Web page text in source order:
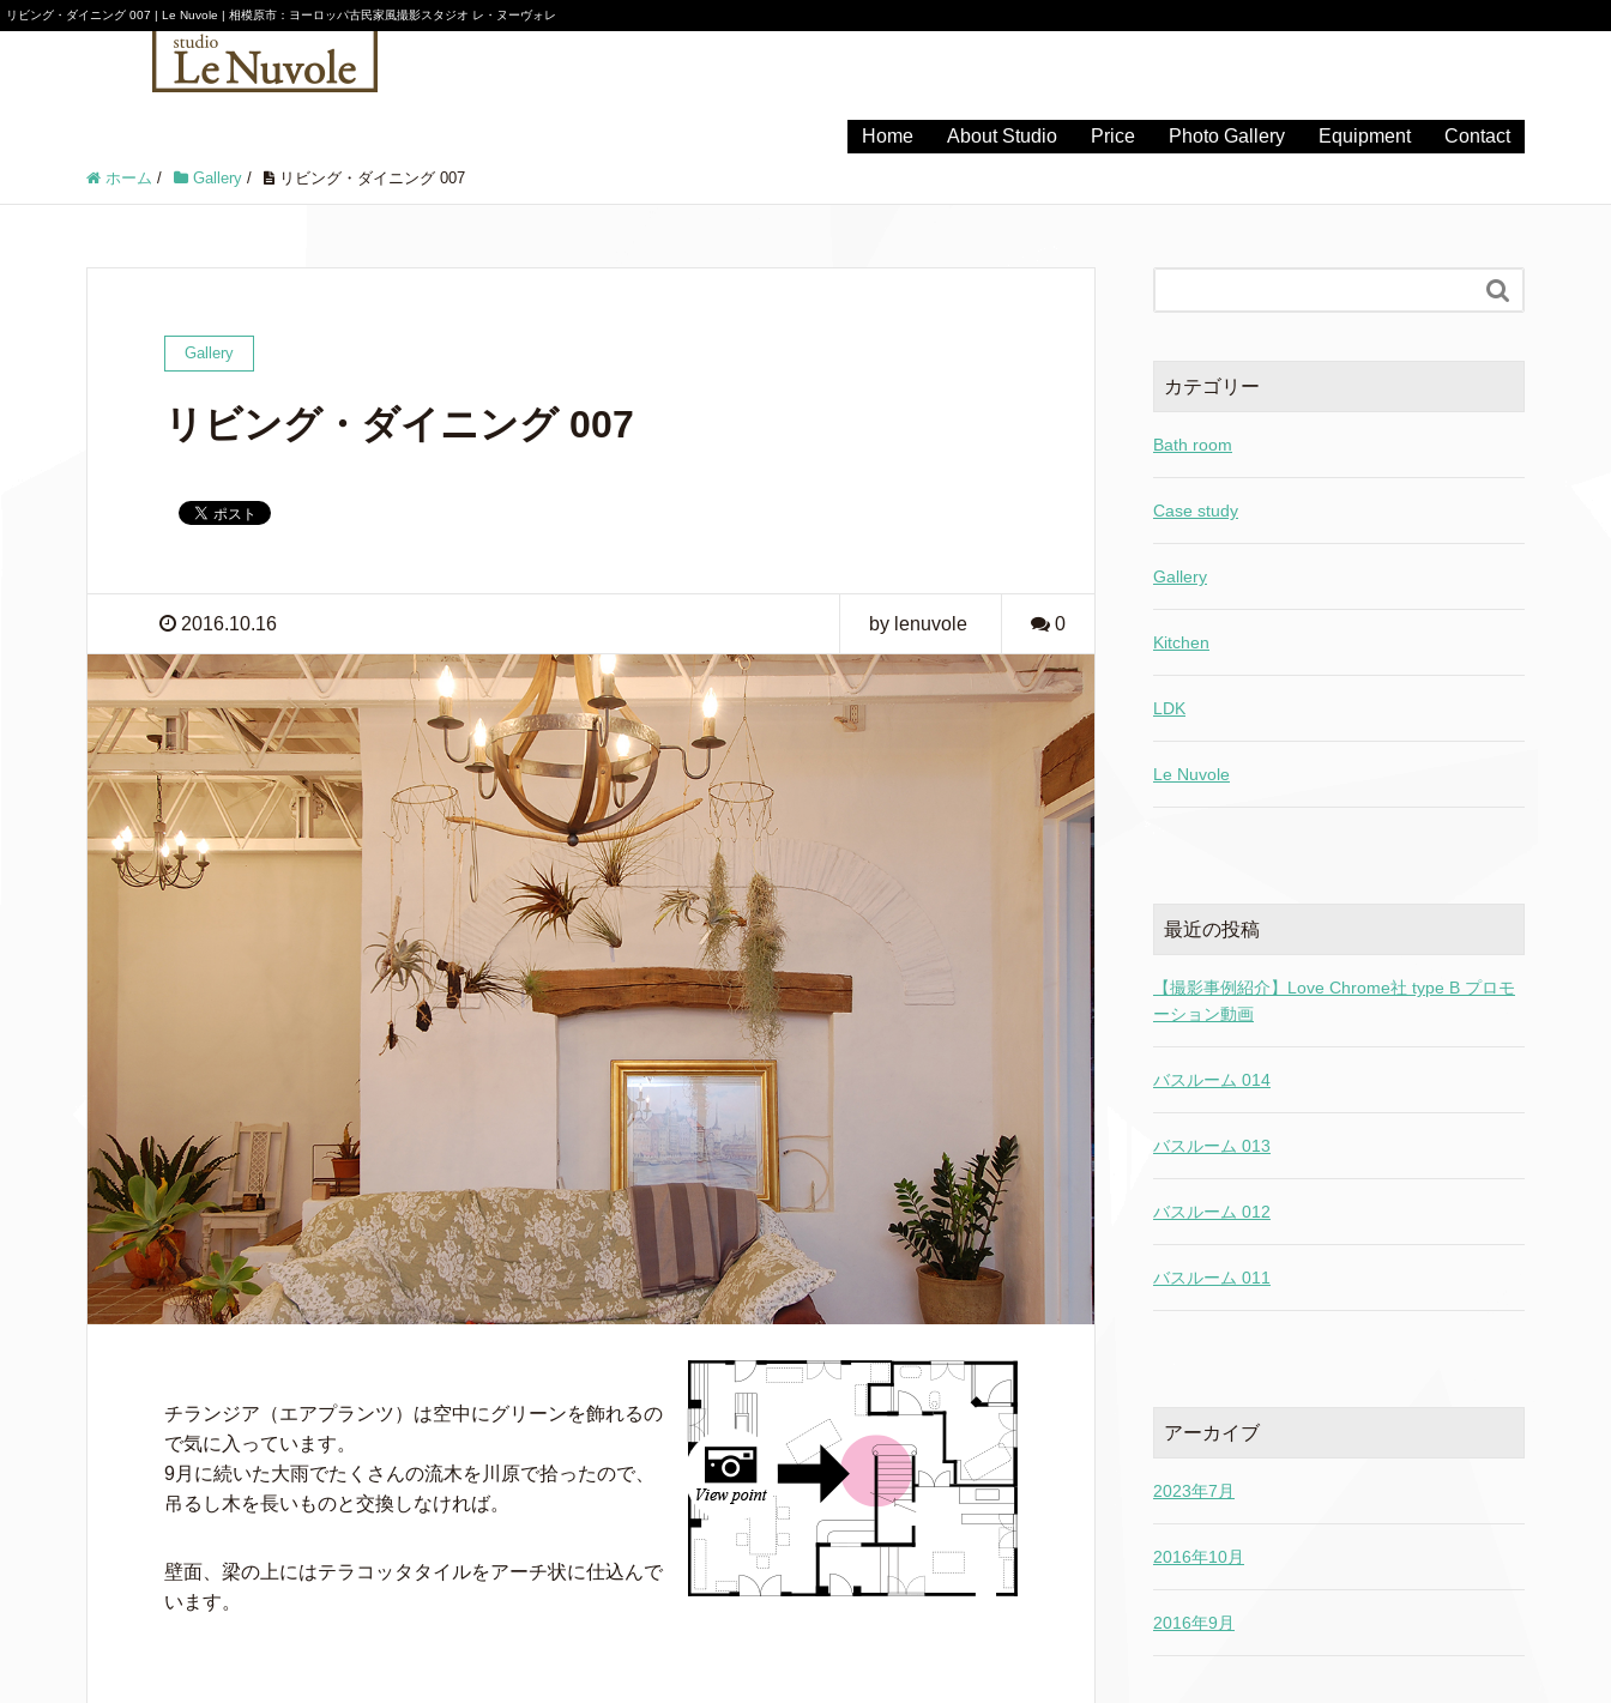
リビング・ダイニング 007 | Le Nuvole | 相模原市：ヨーロッパ古民家風撮影スタジオ レ・ヌーヴォレ
Home About Studio Price Photo Gallery Equipment Contact
ホーム / Gallery / リビング・ダイニング 007
Gallery
リビング・ダイニング 007
2016.10.16 by lenuvole 0
チランジア（エアプランツ）は空中にグリーンを飾れるの
で気に入っています。
9月に続いた大雨でたくさんの流木を川原で拾ったので、
吊るし木を長いものと交換しなければ。
壁面、梁の上にはテラコッタタイルをアーチ状に仕込んで
います。

カテゴリー
Bath room
Case study
Gallery
Kitchen
LDK
Le Nuvole
最近の投稿
【撮影事例紹介】Love Chrome社 type B プロモ
ーション動画
バスルーム 014
バスルーム 013
バスルーム 012
バスルーム 011
アーカイブ
2023年7月
2016年10月
2016年9月